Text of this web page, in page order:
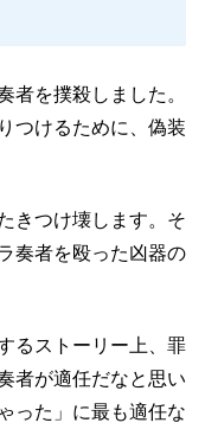
を撲殺しました。
つけるために、偽装
きつけ壊します。そ
奏者を殴った凶器の
るストーリー上、罪
者が適任だなと思い
った」に最も適任な